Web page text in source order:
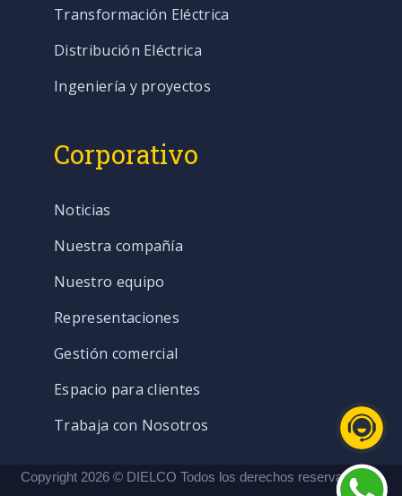
Transformación Eléctrica
Distribución Eléctrica
Ingeniería y proyectos
Corporativo
Noticias
Nuestra compañía
Nuestro equipo
Representaciones
Gestión comercial
Espacio para clientes
Trabaja con Nosotros
Copyright 2026 © DIELCO Todos los derechos reservados. |